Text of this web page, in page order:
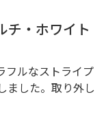
チ・ホワイト
フルなストライプ
ました。取り外し